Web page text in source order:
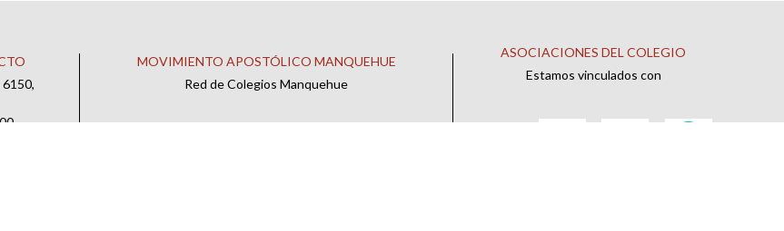
MOVIMIENTO APOSTÓLICO MANQUEHUE
Red de Colegios Manquehue
ASOCIACIONES DEL COLEGIO
Estamos vinculados con